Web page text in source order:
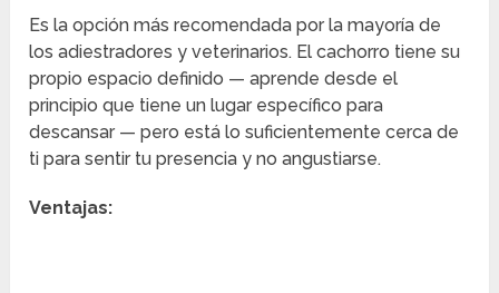
Es la opción más recomendada por la mayoría de
los adiestradores y veterinarios. El cachorro tiene su
propio espacio definido — aprende desde el
principio que tiene un lugar específico para
descansar — pero está lo suficientemente cerca de
ti para sentir tu presencia y no angustiarse.
Ventajas: